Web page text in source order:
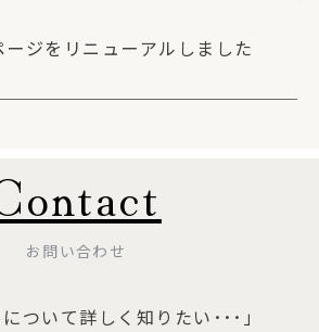
ージをリニューアルしました
お問い合わせ
について詳しく知りたい･･･」